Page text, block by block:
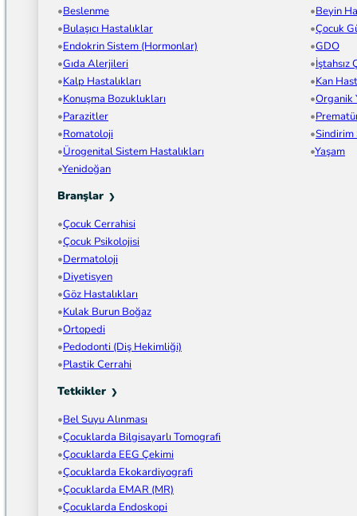
Beslenme
Beyin
Bulaşıcı Hastalıklar
Çocuk
Endokrin Sistem (Hormonlar)
GDO
Gıda Alerjileri
İştahsız
Kalp Hastalıkları
Kan
Konuşma Bozuklukları
Organik
Parazitler
Romatoloji
Sindirim
Ürogenital Sistem Hastalıkları
Yaşam
Yenidoğan
Branşlar
Çocuk Cerrahisi
Çocuk Psikolojisi
Dermatoloji
Diyetisyen
Göz Hastalıkları
Kulak Burun Boğaz
Ortopedi
Pedodonti (Diş Hekimliği)
Plastik Cerrahi
Tetkikler
Bel Suyu Alınması
Çocuklarda Bilgisayarlı Tomografi
Çocuklarda EEG Çekimi
Çocuklarda Ekokardiyografi
Çocuklarda EMAR (MR)
Çocuklarda Endoskopi